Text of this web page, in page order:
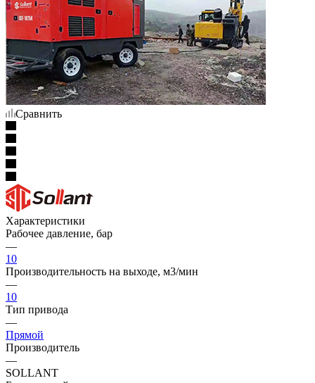
Сравнить
Характеристики
Рабочее давление, бар
—
10
Производительность на выходе, м3/мин
—
10
Тип привода
—
Прямой
Производитель
—
SOLLANT